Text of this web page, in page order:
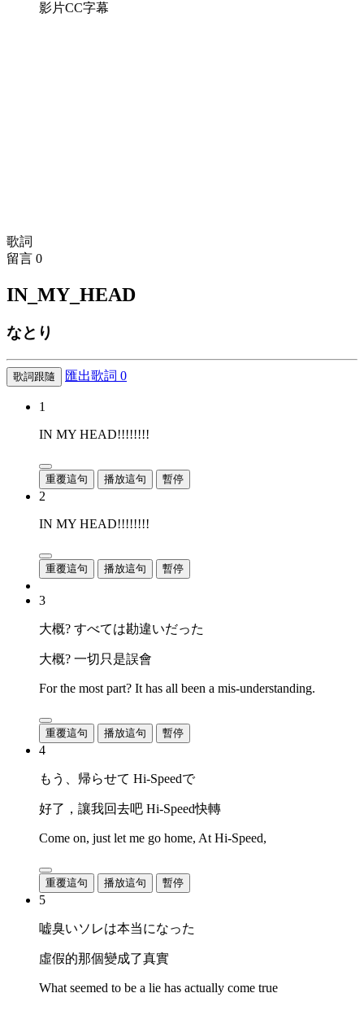
影片CC字幕
歌詞
留言 0
IN_MY_HEAD
なとり
歌詞跟隨 匯出歌詞 0
1
IN MY HEAD!!!!!!!!
重覆這句 播放這句 暫停
2
IN MY HEAD!!!!!!!!
重覆這句 播放這句 暫停
3
大概? すべては勘違いだった
大概? 一切只是誤會
For the most part? It has all been a mis-understanding.
重覆這句 播放這句 暫停
4
もう、帰らせて Hi-Speedで
好了，讓我回去吧 Hi-Speed快轉
Come on, just let me go home, At Hi-Speed,
重覆這句 播放這句 暫停
5
嘘臭いソレは本当になった
虛假的那個變成了真實
What seemed to be a lie has actually come true